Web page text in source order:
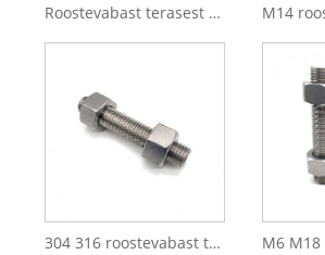
Roostevabast terasest DIN976 keermestatud vardad ja mutrid Täiskeermega varras
304 316 roostevabast terasest DIN 975 DIN976 poldid keermevarras